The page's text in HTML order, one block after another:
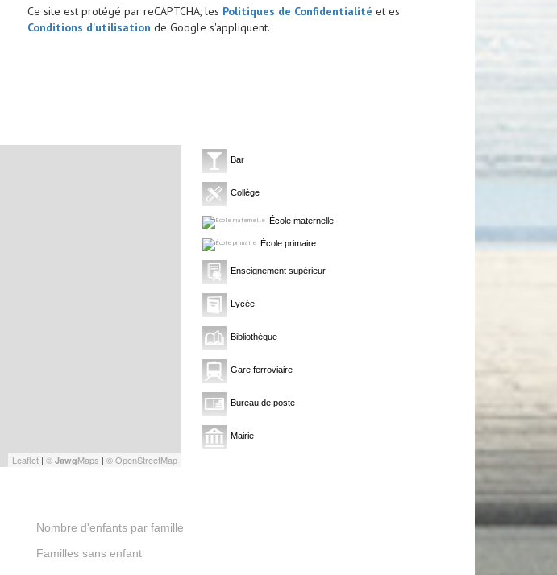
Ce site est protégé par reCAPTCHA, les Politiques de Confidentialité et es
Conditions d'utilisation de Google s'appliquent.
Leaflet | © JawgMaps | © OpenStreetMap
Bar
Collège
École maternelle
École primaire
Enseignement supérieur
Lycée
Bibliothèque
Gare ferroviaire
Bureau de poste
Mairie
Nombre d'enfants par famille
Familles sans enfant